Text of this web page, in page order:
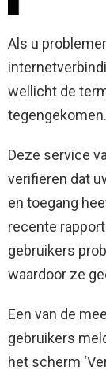
Als u
wellicht de
tegengekomen.
Deze service
verifiëren dat
en toegang
recente
gebruikers
waardoor ze
Een van de
gebruikers
het scherm